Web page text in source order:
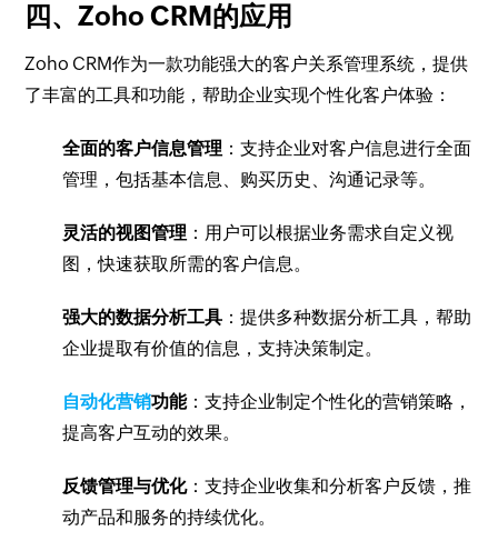
四、Zoho CRM的应用
Zoho CRM作为一款功能强大的客户关系管理系统，提供
了丰富的工具和功能，帮助企业实现个性化客户体验：
全面的客户信息管理 ：支持企业对客户信息进行全面
管理，包括基本信息、购买历史、沟通记录等。
灵活的视图管理 ：用户可以根据业务需求自定义视
图，快速获取所需的客户信息。
强大的数据分析工具 ：提供多种数据分析工具，帮助
企业提取有价值的信息，支持决策制定。
自动化营销功能：支持企业制定个性化的营销策略，
提高客户互动的效果。
反馈管理与优化：支持企业收集和分析客户反馈，推
动产品和服务的持续优化。